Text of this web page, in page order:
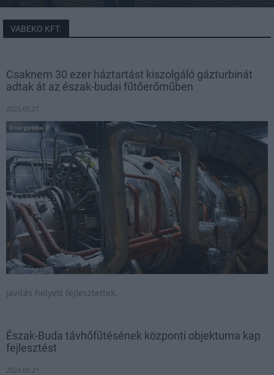
VABEKO KFT.
Csaknem 30 ezer háztartást kiszolgáló gázturbinát
adtak át az észak-budai fűtőerőműben
2025.05.21
Energetika
Javítás helyett fejlesztettek.
Észak-Buda távhőfűtésének központi objektuma kap
fejlesztést
2024.09.21